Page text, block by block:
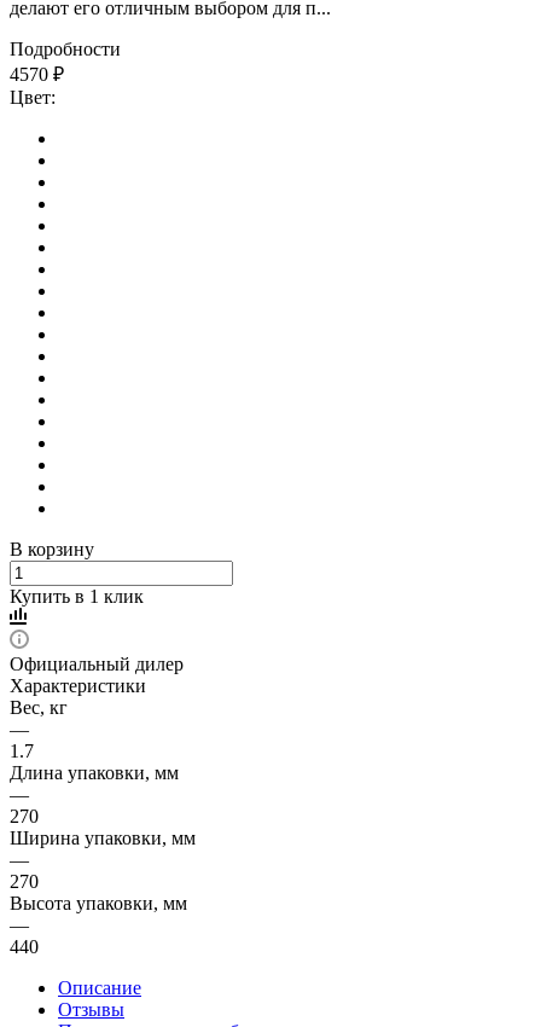
делают его отличным выбором для п...
Подробности
4570 ₽
Цвет:
В корзину
Купить в 1 клик
Официальный дилер
Характеристики
Вес, кг
—
1.7
Длина упаковки, мм
—
270
Ширина упаковки, мм
—
270
Высота упаковки, мм
—
440
Описание
Отзывы